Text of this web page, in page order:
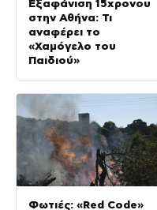
Εξαφάνιση 15χρονου
στην Αθήνα: Τι
αναφέρει το
«Χαμόγελο του
Παιδιού»
Φωτιές: «Red Code»